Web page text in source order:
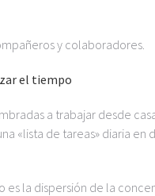
y colaboradores.
el tiempo
a trabajar desde
«lista de tareas» diaria
la dispersión de la